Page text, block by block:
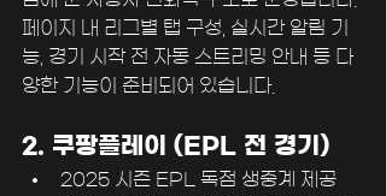
페이지 내 리그별 탭 구성, 실시간 알림 기
능, 경기 시작 전 자동 스트리밍 안내 등 다
양한 기능이 준비되어 있습니다.
2. 쿠팡플레이 (EPL 전 경기)
2025 시즌 EPL 독점 생중계 제공